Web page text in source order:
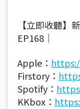
【立即收聽】
EP168｜
Apple：
Firstory：
Spotify：
KKbox：